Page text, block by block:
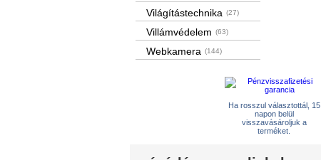
Világítástechnika (27)
Villámvédelem (63)
Webkamera (144)
Ha rosszul választottál, 15
napon belül
visszavásároljuk a
terméket.